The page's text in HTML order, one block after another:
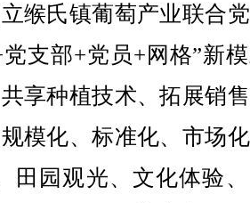
缑氏镇葡萄产业联合
支部+党员+网格”新
享种植技术、拓展销
模化、标准化、市场
田园观光、文化体验